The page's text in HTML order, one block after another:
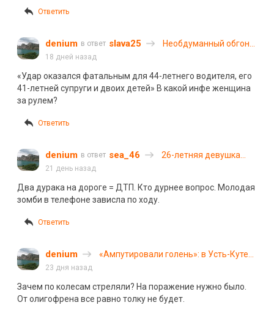
Ответить
denium в ответ slava25
Необдуманный обгон
Тамбов — Пенза
18 дней назад
«Удар оказался фатальным для 44-летнего водителя, его
41-летней супруги и двоих детей» В какой инфе женщина
за рулем?
Ответить
denium в ответ sea_46
26-летняя девушка
21 день назад
Два дурака на дороге = ДТП. Кто дурнее вопрос. Молодая
зомби в телефоне зависла по ходу.
Ответить
denium
«Ампутировали голень»: в Усть-Куте
23 дня назад
Зачем по колесам стреляли? На поражение нужно было.
От олигофрена все равно толку не будет.